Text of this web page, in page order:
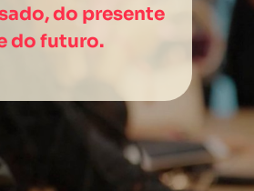
do presente
do futuro.